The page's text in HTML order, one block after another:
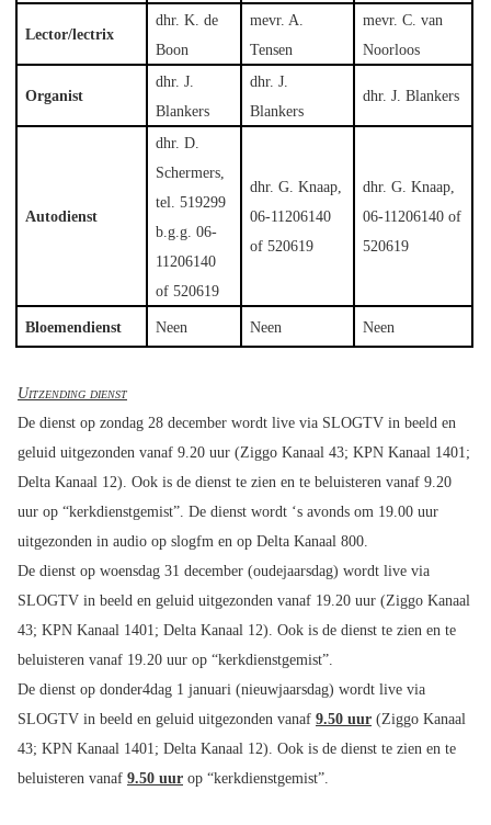
Lector/lectrix
dhr. K. de
Boon
mevr. A.
Tensen
mevr. C. van
Noorloos
Organist
dhr. J.
Blankers
dhr. J.
Blankers
dhr. J. Blankers
Autodienst
dhr. D.
Schermers,
tel. 519299
b.g.g. 06-
11206140
of 520619
dhr. G. Knaap,
06-11206140
of 520619
dhr. G. Knaap,
06-11206140 of
520619
Bloemendienst Neen Neen Neen
Uitzending dienst
De dienst op zondag 28 december wordt live via SLOGTV in beeld en
geluid uitgezonden vanaf 9.20 uur (Ziggo Kanaal 43; KPN Kanaal 1401;
Delta Kanaal 12). Ook is de dienst te zien en te beluisteren vanaf 9.20
uur op “kerkdienstgemist”. De dienst wordt ‘s avonds om 19.00 uur
uitgezonden in audio op slogfm en op Delta Kanaal 800.
De dienst op woensdag 31 december (oudejaarsdag) wordt live via
SLOGTV in beeld en geluid uitgezonden vanaf 19.20 uur (Ziggo Kanaal
43; KPN Kanaal 1401; Delta Kanaal 12). Ook is de dienst te zien en te
beluisteren vanaf 19.20 uur op “kerkdienstgemist”.
De dienst op donder4dag 1 januari (nieuwjaarsdag) wordt live via
SLOGTV in beeld en geluid uitgezonden vanaf 9.50 uur (Ziggo Kanaal
43; KPN Kanaal 1401; Delta Kanaal 12). Ook is de dienst te zien en te
beluisteren vanaf 9.50 uur op “kerkdienstgemist”.